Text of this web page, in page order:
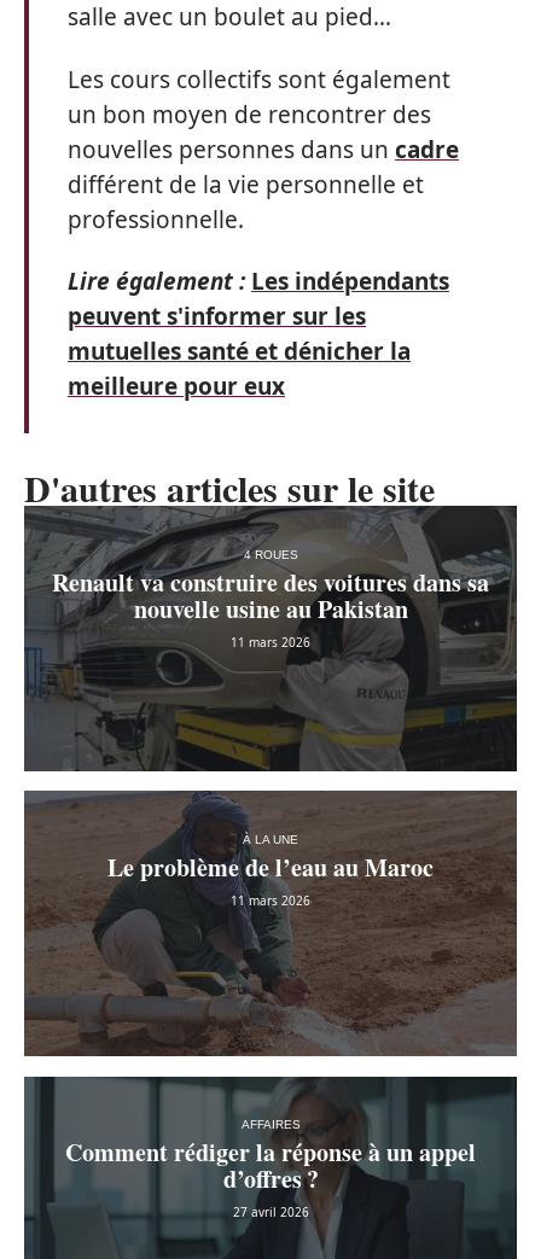
salle avec un boulet au pied…
Les cours collectifs sont également
un bon moyen de rencontrer des
nouvelles personnes dans un cadre
différent de la vie personnelle et
professionnelle.
Lire également : Les indépendants
peuvent s'informer sur les
mutuelles santé et dénicher la
meilleure pour eux
D'autres articles sur le site
4 ROUES
Renault va construire des voitures dans sa
nouvelle usine au Pakistan
11 mars 2026
À LA UNE
Le problème de l’eau au Maroc
11 mars 2026
AFFAIRES
Comment rédiger la réponse à un appel
d’offres ?
27 avril 2026